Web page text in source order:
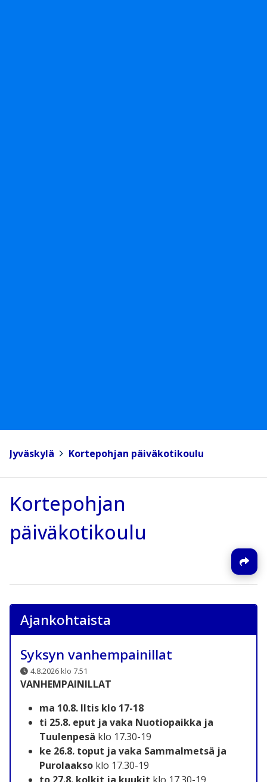
Jyväskylä Kortepohjan päiväkotikoulu
Kortepohjan
päiväkotikoulu
Ajankohtaista
Syksyn vanhempainillat
4.8.2026 klo 7.51
VANHEMPAINILLAT
ma 10.8. Iltis klo 17-18
ti 25.8. eput ja vaka Nuotiopaikka ja
Tuulenpesä klo 17.30-19
ke 26.8. toput ja vaka Sammalmetsä ja
Purolaakso klo 17.30-19